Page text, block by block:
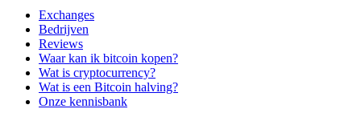
Exchanges
Bedrijven
Reviews
Waar kan ik bitcoin kopen?
Wat is cryptocurrency?
Wat is een Bitcoin halving?
Onze kennisbank